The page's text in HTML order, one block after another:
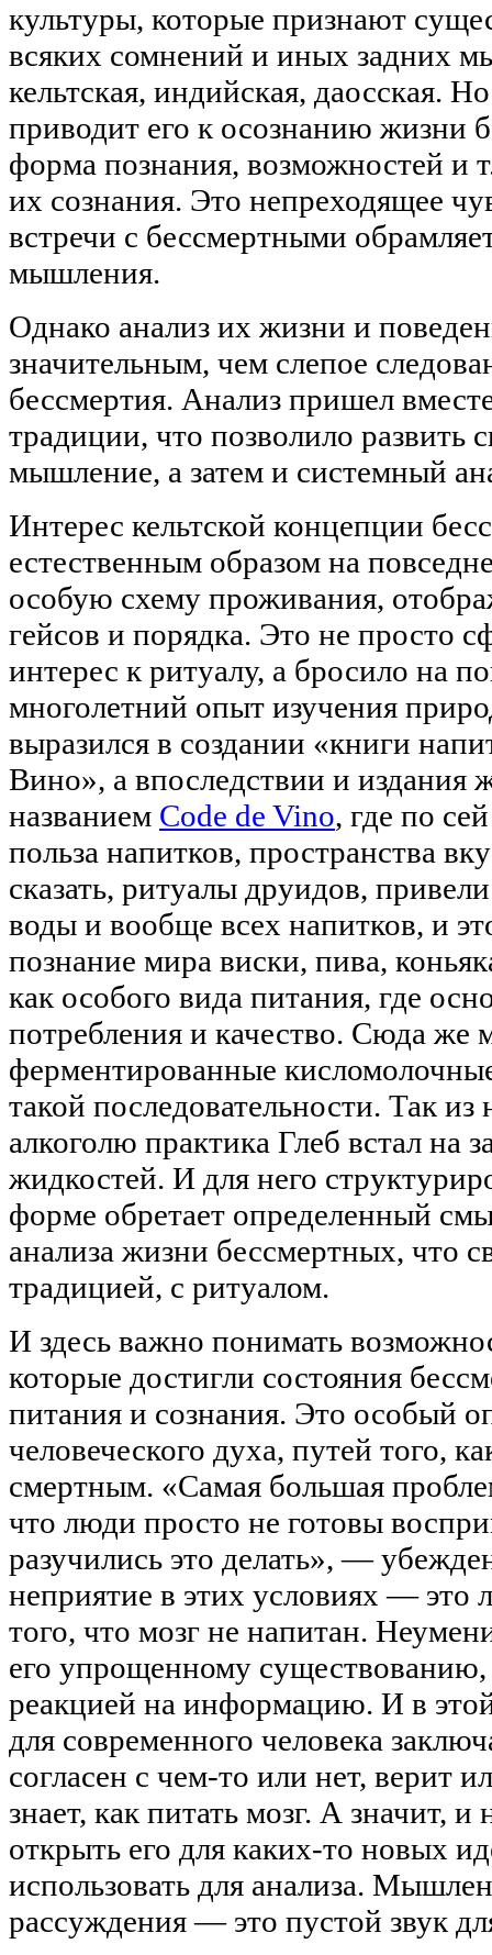
культуры, которые признают
всяких сомнений и иных задних
кельтская, индийская, даосская.
приводит его к осознанию жизни
форма познания, возможностей и
их сознания. Это непреходящее
встречи с бессмертными
мышления.
Однако анализ их жизни и
значительным, чем слепое
бессмертия. Анализ пришел
традиции, что позволило развить
мышление, а затем и системный
Интерес кельтской концепции
естественным образом на
особую схему проживания,
гейсов и порядка. Это не просто
интерес к ритуалу, а бросило на
многолетний опыт изучения
выразился в создании «книги
Вино», а впоследствии и издания
названием Code de Vino, где по
польза напитков, пространства
сказать, ритуалы друидов,
воды и вообще всех напитков, и
познание мира виски, пива,
как особого вида питания, где
потребления и качество. Сюда же
ферментированные
такой последовательности. Так
алкоголю практика Глеб встал на
жидкостей. И для него
форме обретает определенный
анализа жизни бессмертных, что
традицией, с ритуалом.
И здесь важно понимать
которые достигли состояния
питания и сознания. Это особый
человеческого духа, путей того,
смертным. «Самая большая
что люди просто не готовы
разучились это делать», —
неприятие в этих условиях — это
того, что мозг не напитан.
его упрощенному существованию,
реакцией на информацию. И в
для современного человека
согласен с чем-то или нет, верит
знает, как питать мозг. А значит,
открыть его для каких-то новых
использовать для анализа.
рассуждения — это пустой звук